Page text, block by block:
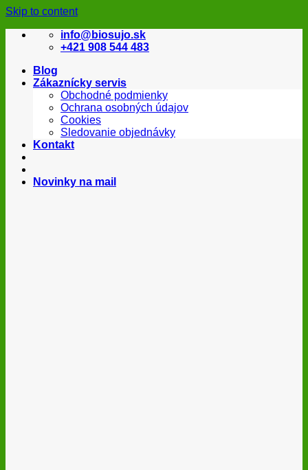
Skip to content
info@biosujo.sk
+421 908 544 483
Blog
Zákaznícky servis
Obchodné podmienky
Ochrana osobných údajov
Cookies
Sledovanie objednávky
Kontakt
Novinky na mail